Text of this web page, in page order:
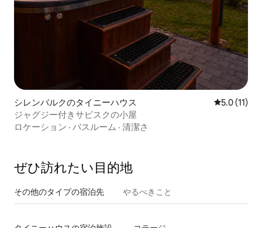
シレンバルクのタイニーハウス レビュー11
5.0 (11)
ジャグジー付きサピスクの小屋
ロケーション · バスルーム · 清潔さ
ぜひ訪⁠れ⁠た⁠い目⁠的⁠地
その他のタ⁠イ⁠プ⁠の宿⁠泊⁠先 やるべきこと